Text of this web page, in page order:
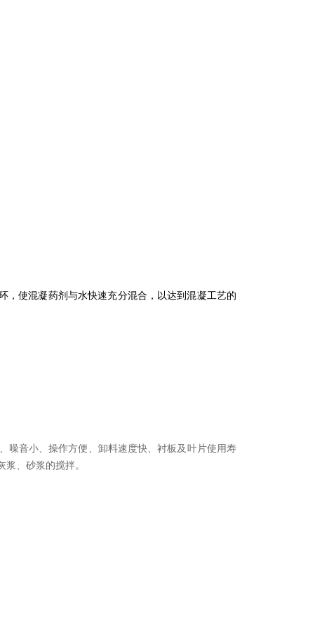
使混凝药剂与水快速充分混合，以达到混凝工艺的
噪音小、操作方便、卸料速度快、衬板及叶片使用寿
、砂浆的搅拌。